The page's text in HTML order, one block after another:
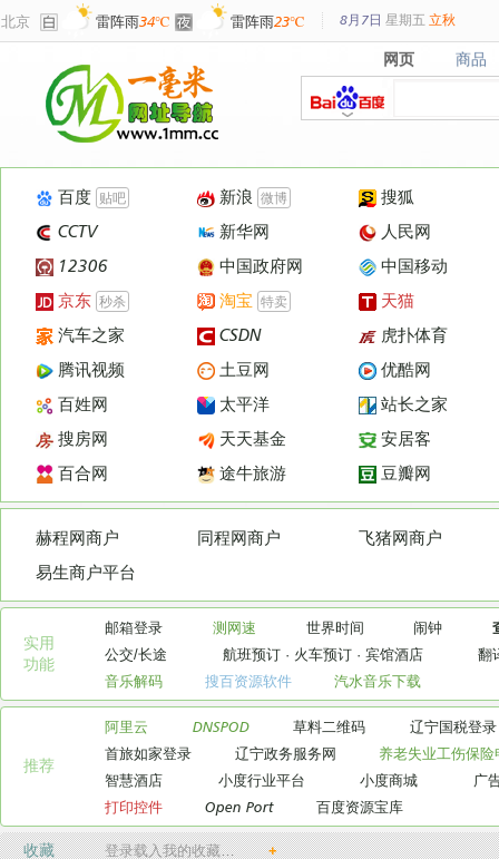
北京 雷阵雨34℃ 雷阵雨23℃ 8月7日 星期五 立秋
网页
网页 商品
商品
百度 贴吧 新浪 微博
搜狐
CCTV
新华网
人民网
12306
中国政府网
中国移动
京东 秒杀 淘宝 特卖
天猫
汽车之家
CSDN
虎扑体育
腾讯视频
土豆网
优酷网
百姓网
太平洋
站长之家
搜房网
天天基金
安居客
百合网
途牛旅游 豆瓣网
赫程网商户 同程网商户
飞猪网商户
易生商户平台
实用
功能
邮箱登录 测网速 世界时间 闹钟
公交/长途
航班预订· 火车预订· 宾馆酒店
翻
音乐解码
搜百资源软件 汽水音乐下载
推荐
阿里云 DNSPOD 草料二维码
辽宁国税登录
首旅如家登录
辽宁政务服务网
养老失业工伤保险
智慧酒店
小度行业平台 小度商城
广
打印控件
Open Port 百度资源宝库
收藏 登录载入我的收藏… +